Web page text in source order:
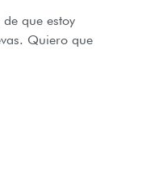
que estoy
Quiero que